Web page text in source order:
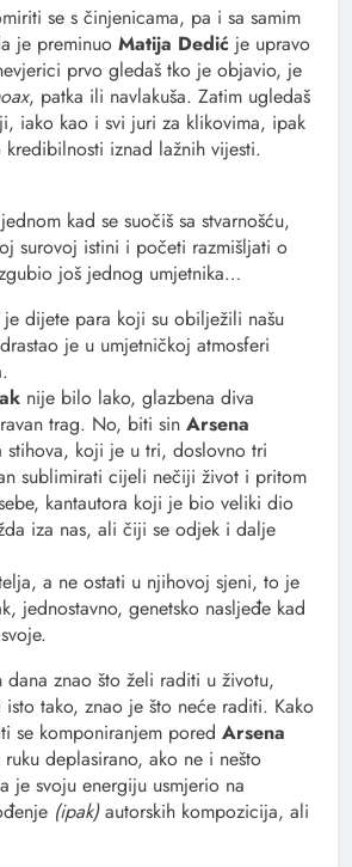
se s činjenicama, pa i sa samim
je preminuo Matija Dedić je upravo
prvo gledaš tko je objavio, je
, patka ili navlakuša. Zatim ugledaš
iako kao i svi juri za klikovima, ipak
iznad lažnih vijesti.
kad se suočiš sa stvarnošću,
surovoj istini i početi razmišljati o
još jednog umjetnika…
dijete para koji su obilježili našu
je u umjetničkoj atmosferi
nije bilo lako, glazbena diva
trag. No, biti sin Arsena
stihova, koji je u tri, doslovno tri
sublimirati cijeli nečiji život i pritom
kantautora koji je bio veliki dio
iza nas, ali čiji se odjek i dalje
a ne ostati u njihovoj sjeni, to je
jednostavno, genetsko nasljeđe kad
dana znao što želi raditi u životu,
tako, znao je što neće raditi. Kako
se komponiranjem pored Arsena
deplasirano, ako ne i nešto
je svoju energiju usmjerio na
(ipak)autorskih kompozicija, ali